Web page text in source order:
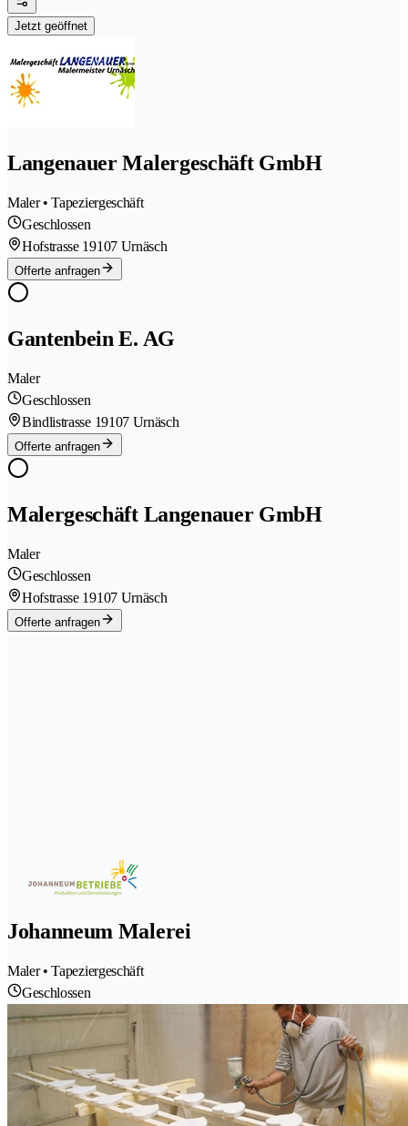
Jetzt geöffnet
Langenauer Malergeschäft GmbH
Maler • Tapeziergeschäft
Geschlossen
Hofstrasse 19107 Urnäsch
Offerte anfragen
Gantenbein E. AG
Maler
Geschlossen
Bindlistrasse 19107 Urnäsch
Offerte anfragen
Malergeschäft Langenauer GmbH
Maler
Geschlossen
Hofstrasse 19107 Urnäsch
Offerte anfragen
Johanneum Malerei
Maler • Tapeziergeschäft
Geschlossen